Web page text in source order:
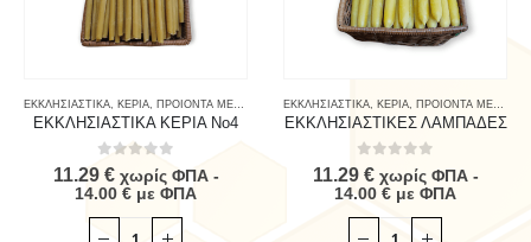
ΕΚΚΛΗΣΙΑΣΤΙΚΑ ΚΕΡΙΑ ΠΡΟΙΟΝΤΑ ΜΕΛΙΣΣΑΣ & ΚΑΤΑΝΑΛΩΤΗ
ΕΚΚΛΗΣΙΑΣΤΙΚΑ ΚΕΡΙΑ Νο4
0out of 5
11.29 € χωρίς ΦΠΑ -
14.00 € με ΦΠΑ
ΕΚΚΛΗΣΙΑΣΤΙΚΑ ΚΕΡΙΑ ΠΡΟΙΟΝΤΑ ΜΕΛΙΣΣΑΣ & ΚΑΤΑΝΑΛΩΤΗ
ΕΚΚΛΗΣΙΑΣΤΙΚΕΣ ΛΑΜΠΑΔΕΣ
0out of 5
11.29 € χωρίς ΦΠΑ -
14.00 € με ΦΠΑ